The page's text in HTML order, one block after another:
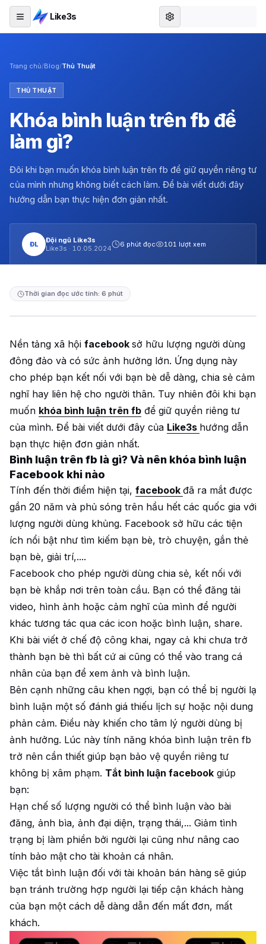
Like3s
Trang chủ/Blog/Thủ Thuật
THỦ THUẬT
Khóa bình luận trên fb để
làm gì?
Đôi khi bạn muốn khóa bình luận trên fb để giữ quyền riêng tư
của mình nhưng không biết cách làm. Để bài viết dưới đây
hướng dẫn bạn thực hiện đơn giản nhất.
ĐL
Đội ngũ Like3s
Like3s · 10.05.2024
6 phút đọc 101 lượt xem
Thời gian đọc ước tính: 6 phút
Nền tảng xã hội facebook sở hữu lượng người dùng
đông đảo và có sức ảnh hưởng lớn. Ứng dụng này
cho phép bạn kết nối với bạn bè dễ dàng, chia sẻ cảm
nghĩ hay liên hệ cho người thân. Tuy nhiên đôi khi bạn
muốn khóa bình luận trên fb để giữ quyền riêng tư
của mình. Để bài viết dưới đây của Like3s hướng dẫn
bạn thực hiện đơn giản nhất.
Bình luận trên fb là gì? Và nên khóa bình luận
Facebook khi nào
Tính đến thời điểm hiện tại, facebook đã ra mắt được
gần 20 năm và phủ sóng trên hầu hết các quốc gia với
lượng người dùng khủng. Facebook sở hữu các tiện
ích nổi bật như tìm kiếm bạn bè, trò chuyện, gắn thẻ
bạn bè, giải trí,....
Facebook cho phép người dùng chia sẻ, kết nối với
bạn bè khắp nơi trên toàn cầu. Bạn có thể đăng tải
video, hình ảnh hoặc cảm nghĩ của mình để người
khác tương tác qua các icon hoặc bình luận, share.
Khi bài viết ở chế độ công khai, ngay cả khi chưa trở
thành bạn bè thì bất cứ ai cũng có thể vào trang cá
nhân của bạn để xem ảnh và bình luận.
Bên cạnh những câu khen ngợi, bạn có thể bị người lạ
bình luận một số đánh giá thiếu lịch sự hoặc nội dung
phản cảm. Điều này khiến cho tâm lý người dùng bị
ảnh hưởng. Lúc này tính năng khóa bình luận trên fb
trở nên cần thiết giúp bạn bảo vệ quyền riêng tư
không bị xâm phạm. Tắt bình luận facebook giúp
bạn:
Hạn chế số lượng người có thể bình luận vào bài
đăng, ảnh bìa, ảnh đại diện, trạng thái,... Giảm tình
trạng bị làm phiền bởi người lại cũng như nâng cao
tính bảo mật cho tài khoản cá nhân.
Việc tắt bình luận đối với tài khoản bán hàng sẽ giúp
bạn tránh trường hợp người lại tiếp cận khách hàng
của bạn một cách dễ dàng dẫn đến mất đơn, mất
khách.